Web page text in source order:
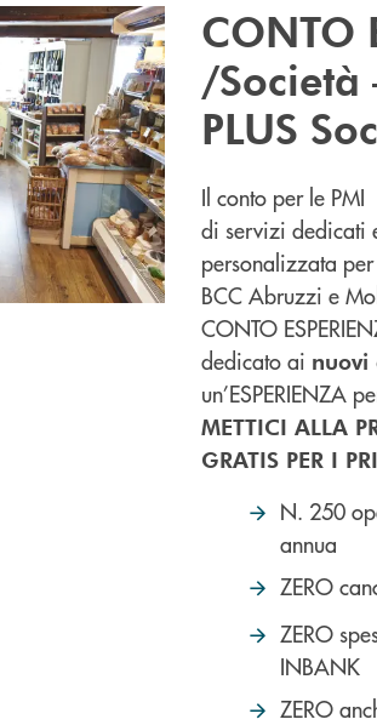
CONTO
/Società
PLUS
Il conto per le
di servizi dedicati
personalizzata
BCC Abruzzi e
CONTO
dedicato ai nuovi
un’ESPERIENZA
METTICI ALLA
GRATIS PER I
N. 250
annua
ZERO
ZERO
INBANK
ZERO